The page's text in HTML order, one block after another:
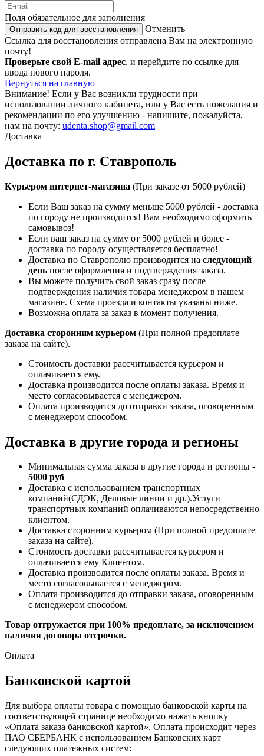
Поля обязательное для заполнения
Отправить код для восстановления
Отменить
Ссылка для восстановления отправлена Вам на электронную
почту!
Проверьте свой E-mail адрес, и перейдите по ссылке для
ввода нового пароля.
Вернуться на главную
Внимание! Если у Вас возникли трудности при
использовании личного кабинета, или у Вас есть пожелания и
рекомендации по его улучшению - напишите, пожалуйста,
нам на почту: udenta.shop@gmail.com
Доставка
Доставка по г. Ставрополь
Курьером интернет-магазина (При заказе от 5000 рублей)
Если Ваш заказ на сумму меньше 5000 рублей - доставка
по городу не производится! Вам необходимо оформить
самовывоз!
Если ваш заказ на сумму от 5000 рублей и более -
доставка по городу осуществляется бесплатно!
Доставка по Ставрополю производится на следующий
день после оформления и подтверждения заказа.
Вы можете получить свой заказ сразу после
подтверждения наличия товара менеджером в нашем
магазине. Схема проезда и контакты указаны ниже.
Возможна оплата за заказ в момент получения.
Доставка сторонним курьером (При полной предоплате
заказа на сайте).
Стоимость доставки рассчитывается курьером и
оплачивается ему.
Доставка производится после оплаты заказа. Время и
место согласовывается с менеджером.
Оплата производится до отправки заказа, оговоренным
с менеджером способом.
Доставка в другие города и регионы
Минимальная сумма заказа в другие города и регионы -
5000 руб
Доставка с использованием транспортных
компаний(СДЭК, Деловые линии и др.).Услуги
транспортных компаний оплачиваются непосредственно
клиентом.
Доставка сторонним курьером (При полной предоплате
заказа на сайте).
Стоимость доставки рассчитывается курьером и
оплачивается ему Клиентом.
Доставка производится после оплаты заказа. Время и
место согласовывается с менеджером.
Оплата производится до отправки заказа, оговоренным
с менеджером способом.
Товар отгружается при 100% предоплате, за исключением
наличия договора отсрочки.
Оплата
Банковской картой
Для выбора оплаты товара с помощью банковской карты на
соответствующей странице необходимо нажать кнопку
«Оплата заказа банковской картой». Оплата происходит через
ПАО СБЕРБАНК с использованием Банковских карт
следующих платежных систем: